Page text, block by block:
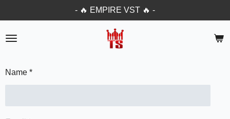
au
contenu
- 🔥 EMPIRE VST 🔥 -
Name *